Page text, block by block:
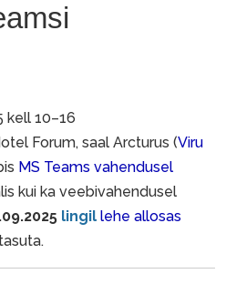
kell 10–16
Forum, saal Arcturus (Viru
MS Teams vahendusel
kui ka veebivahendusel
lingil lehe allosas